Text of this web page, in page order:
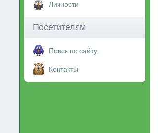
Личности
Посетителям
Поиск по сайту
Контакты